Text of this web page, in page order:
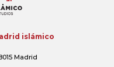
islámico
Madrid